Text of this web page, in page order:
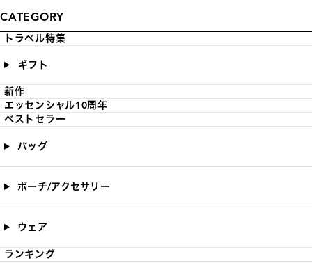
CATEGORY
トラベル特集
ギフト
新作
エッセンシャル10周年
ベストセラー
バッグ
ポーチ/アクセサリー
ウェア
ランキング